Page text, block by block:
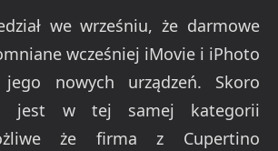
we wrześniu, że darmowe
wcześniej iMovie i iPhoto
nowych urządzeń. Skoro
jest w tej samej kategorii
że firma z Cupertino